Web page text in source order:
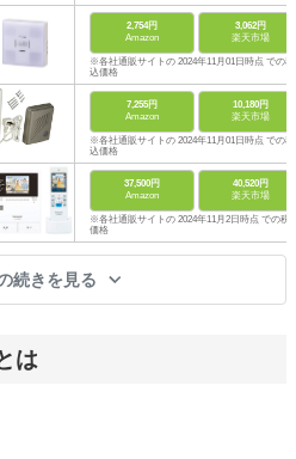
2,754円
Amazon
3,062円
楽天市場
※各社通販サイトの 2024年11月01日時点 での税
込価格
7,255円
Amazon
10,180円
楽天市場
※各社通販サイトの 2024年11月01日時点 での税
込価格
37,500円
Amazon
40,520円
楽天市場
※各社通販サイトの 2024年11月2日時点 での税
価格
続きを見る
は